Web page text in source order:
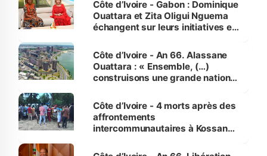
Côte d’Ivoire - Gabon : Dominique
Ouattara et Zita Oligui Nguema
échangent sur leurs initiatives en
enfants
Côte d’Ivoire - An 66. Alassane
Ouattara : « Ensemble, (…)
construisons une grande nation
générations futures »
Côte d’Ivoire - 4 morts après des
affrontements
intercommunautaires à Kossandji
milieu des sinistrés